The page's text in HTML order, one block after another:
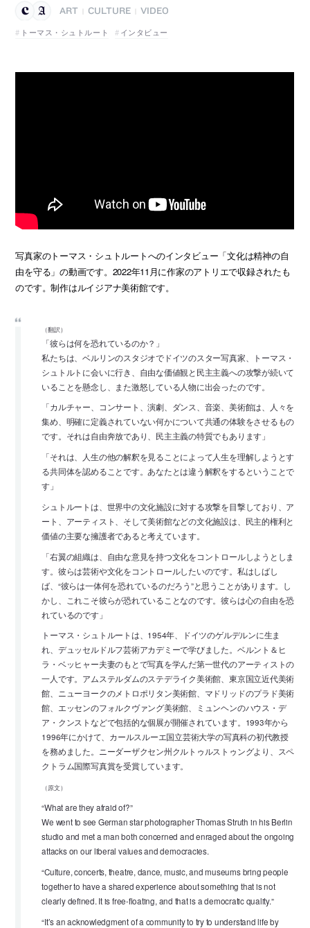
ART CULTURE
VIDEO
トーマス・シュトルート
インタビュー
写真家のトーマス・シュトルートへのインタビュー「文化は精神の自
由を守る」の動画です。2022年11月に作家のアトリエで収録されたも
のです。制作はルイジアナ美術館です。
（翻訳）
「彼らは何を恐れているのか？」
私たちは、ベルリンのスタジオでドイツのスター写真家、トーマス・
シュトルトに会いに行き、自由な価値観と民主主義への攻撃が続いて
いることを懸念し、また激怒している人物に出会ったのです。
「カルチャー、コンサート、演劇、ダンス、音楽、美術館は、人々を
集め、明確に定義されていない何かについて共通の体験をさせるもの
です。それは自由奔放であり、民主主義の特質でもあります」
「それは、人生の他の解釈を見ることによって人生を理解しようとす
る共同体を認めることです。あなたとは違う解釈をするということで
す」
シュトルートは、世界中の文化施設に対する攻撃を目撃しており、ア
ート、アーティスト、そして美術館などの文化施設は、民主的権利と
価値の主要な擁護者であると考えています。
「右翼の組織は、自由な意見を持つ文化をコントロールしようとしま
す。彼らは芸術や文化をコントロールしたいのです。私はしばし
ば、“彼らは一体何を恐れているのだろう”と思うことがあります。し
かし、これこそ彼らが恐れていることなのです。彼らは心の自由を恐
れているのです」
トーマス・シュトルートは、1954年、ドイツのゲルデルンに生ま
れ、デュッセルドルフ芸術アカデミーで学びました。ベルント＆ヒ
ラ・ベッヒャー夫妻のもとで写真を学んだ第一世代のアーティストの
一人です。アムステルダムのステデライク美術館、東京国立近代美術
館、ニューヨークのメトロポリタン美術館、マドリッドのプラド美術
館、エッセンのフォルクヴァング美術館、ミュンヘンのハウス・デ
ア・クンストなどで包括的な個展が開催されています。1993年から
1996年にかけて、カールスルーエ国立芸術大学の写真科の初代教授
を務めました。ニーダーザクセン州クルトゥルストゥングより、スペ
クトラム国際写真賞を受賞しています。
（原文）
“What are they afraid of?”
We went to see German star photographer Thomas Struth in his Berlin
studio and met a man both concerned and enraged about the ongoing
attacks on our liberal values and democracies.
“Culture, concerts, theatre, dance, music, and museums bring people
together to have a shared experience about something that is not
clearly defined. It is free-floating, and that is a democratic quality.”
“It’s an acknowledgment of a community to try to understand life by